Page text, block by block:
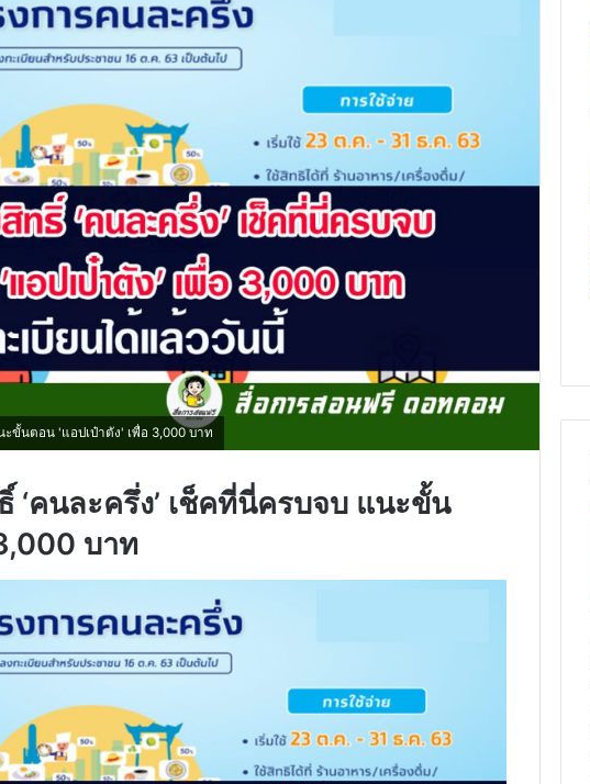
ขั้นตอน 'แอปเป๋าตัง' เพื่อ 3,000 บาท
‘คนละครึ่ง’ เช็คที่นี่ครบจบ แนะขั้น
บาท